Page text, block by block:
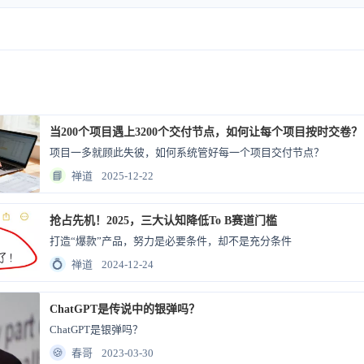
当200个项目遇上3200个交付节点，如何让每个项目按时交卷？
项目一多就顾此失彼，如何系统管好每一个项目交付节点？
📘
禅道 2025-12-22
抢占先机！2025，三大认知降低To B赛道门槛
打造“爆款”产品，努力是必要条件，却不是充分条件
💍
禅道 2024-12-24
ChatGPT是传说中的银弹吗？
ChatGPT是银弹吗？
🍪
春哥 2023-03-30